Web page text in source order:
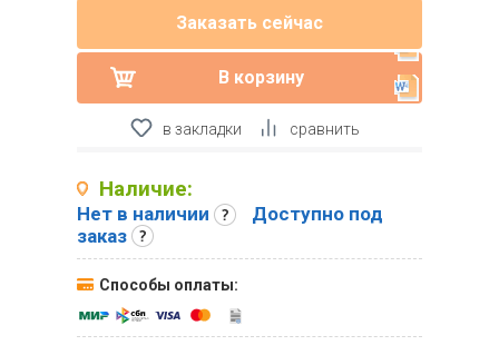
Заказать сейчас
В корзину
в закладки сравнить
Наличие:
Нет в наличии
Доступно под
заказ
Способы оплаты: